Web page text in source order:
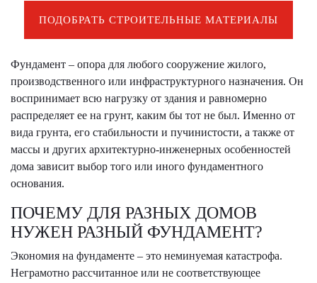
ПОДОБРАТЬ СТРОИТЕЛЬНЫЕ МАТЕРИАЛЫ
Фундамент – опора для любого сооружение жилого,
производственного или инфраструктурного назначения. Он
воспринимает всю нагрузку от здания и равномерно
распределяет ее на грунт, каким бы тот не был. Именно от
вида грунта, его стабильности и пучинистости, а также от
массы и других архитектурно-инженерных особенностей
дома зависит выбор того или иного фундаментного
основания.
ПОЧЕМУ ДЛЯ РАЗНЫХ ДОМОВ
НУЖЕН РАЗНЫЙ ФУНДАМЕНТ?
Экономия на фундаменте – это неминуемая катастрофа.
Неграмотно рассчитанное или не соответствующее